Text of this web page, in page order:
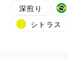
深煎り
シトラス